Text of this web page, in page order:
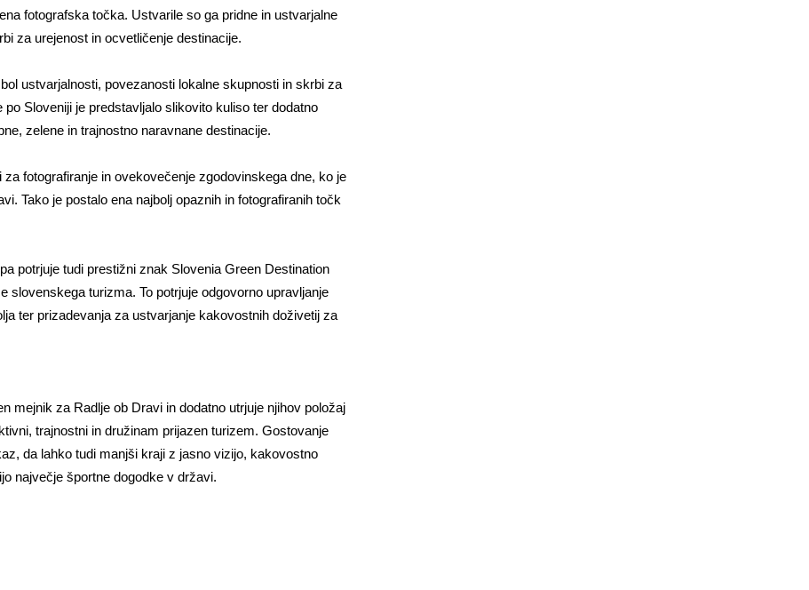
fotografska točka. Ustvarile so ga pridne in ustvarjalne
za urejenost in ocvetličenje destinacije.
ustvarjalnosti, povezanosti lokalne skupnosti in skrbi za
Sloveniji je predstavljalo slikovito kuliso ter dodatno
zelene in trajnostno naravnane destinacije.
fotografiranje in ovekovečenje zgodovinskega dne, ko je
Tako je postalo ena najbolj opaznih in fotografiranih točk
potrjuje tudi prestižni znak Slovenia Green Destination
slovenskega turizma. To potrjuje odgovorno upravljanje
ter prizadevanja za ustvarjanje kakovostnih doživetij za
mejnik za Radlje ob Dravi in dodatno utrjuje njihov položaj
trajnostni in družinam prijazen turizem. Gostovanje
da lahko tudi manjši kraji z jasno vizijo, kakovostno
največje športne dogodke v državi.